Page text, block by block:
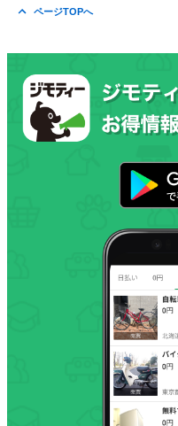
ページTOPへ